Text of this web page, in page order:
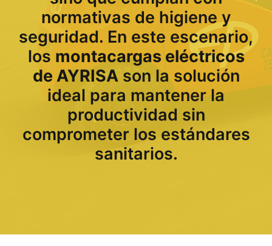
normativas de higiene y
seguridad. En este escenario,
los montacargas eléctricos
de AYRISAson la solución
ideal para mantener la
productividad sin
comprometer los estándares
sanitarios.